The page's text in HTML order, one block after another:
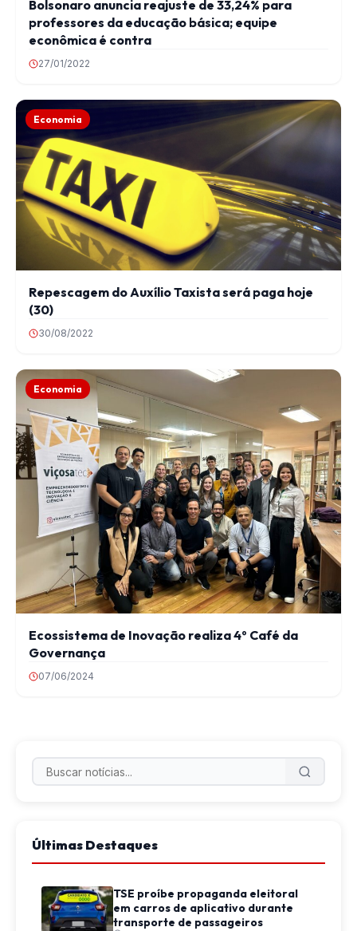
Bolsonaro anuncia reajuste de 33,24% para
professores da educação básica; equipe
econômica é contra
27/01/2022
Economia
Repescagem do Auxílio Taxista será paga hoje
(30)
30/08/2022
Economia
Ecossistema de Inovação realiza 4º Café da
Governança
07/06/2024
Últimas Destaques
TSE proíbe propaganda eleitoral
em carros de aplicativo durante
transporte de passageiros